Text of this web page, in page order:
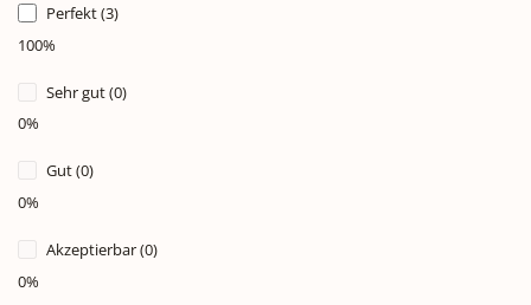
Perfekt (3)
100%
Sehr gut (0)
0%
Gut (0)
0%
Akzeptierbar (0)
0%